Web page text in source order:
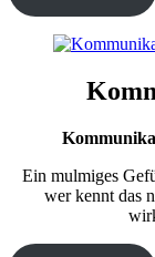
Ein mulmiges
wer kennt das